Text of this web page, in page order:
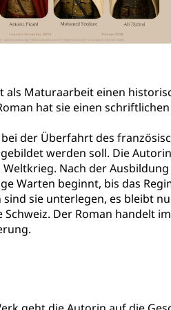
als Maturaarbeit einen
hat sie einen
der Überfahrt des
werden soll. Die
Nach der
Warten beginnt, bis das
sie unterlegen, es bleibt
Schweiz. Der Roman handelt
Witwenrente,
(WAS Luzern) AHV-
IV
Luzern)
Behinderung, geistige
Menschen mit